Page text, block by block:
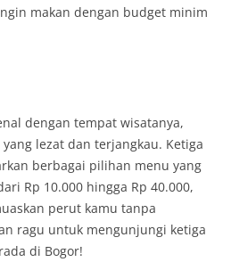
makan dengan budget minim
dengan tempat wisatanya,
lezat dan terjangkau. Ketiga
berbagai pilihan menu yang
Rp 10.000 hingga Rp 40.000,
perut kamu tanpa
ragu untuk mengunjungi ketiga
di Bogor!